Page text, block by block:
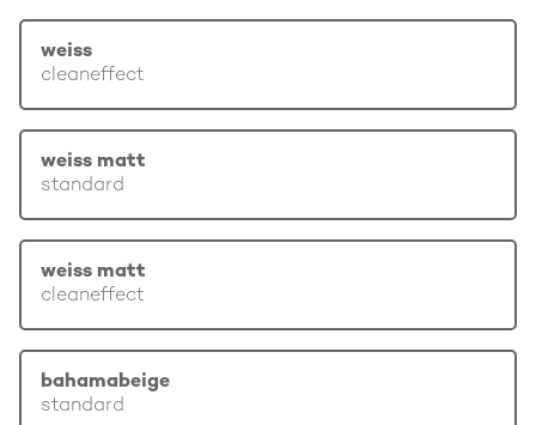
weiss
cleaneffect
weiss matt
standard
weiss matt
cleaneffect
bahamabeige
standard